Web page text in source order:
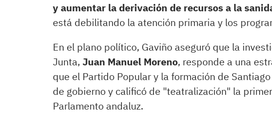
y aumentar la derivación de recursos a la
está debilitando la atención primaria y los
En el plano político, Gaviño aseguró que la
Junta, Juan Manuel Moreno, responde a una
que el Partido Popular y la formación de
de gobierno y calificó de "teatralización" la
Parlamento andaluz.